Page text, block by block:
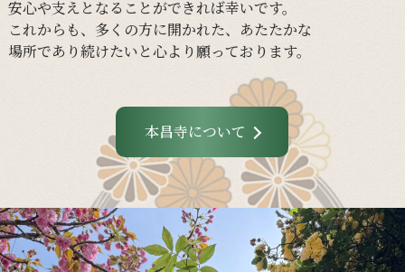
安心や支えとなる ことができれば幸いです。
これからも、 多くの方に開かれた、 あたたかな
場所であり続けたいと心より願っております。
本昌寺について